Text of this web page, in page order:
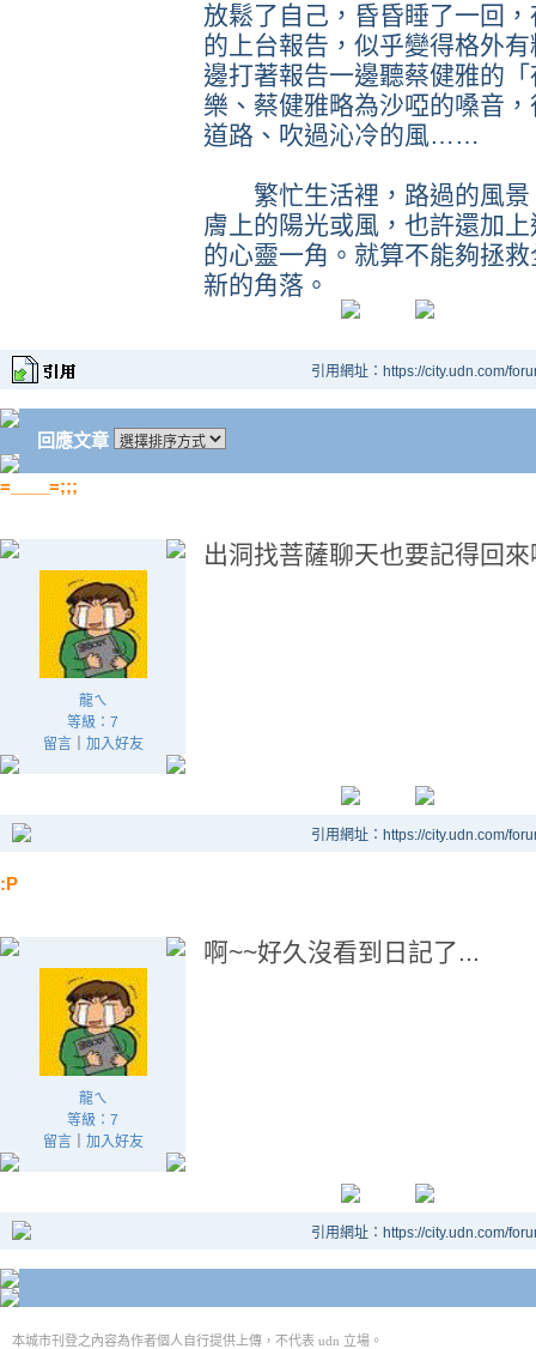
放鬆了自己，昏昏睡了一回
的上台報告，似乎變得格外
邊打著報告一邊聽蔡健雅的
樂、蔡健雅略為沙啞的嗓音
道路、吹過沁冷的風……
繁忙生活裡，路過的風景
膚上的陽光或風，也許還加
的心靈一角。就算不能夠拯
新的角落。
引用網址：https://city.udn.com/
回應文章
=____=;;;
龍ㄟ
等級：7
留言｜ 加入好友
出洞找菩薩聊天也要記得回
引用網址：https://city.udn.com/
:P
龍ㄟ
等級：7
留言｜ 加入好友
啊~~好久沒看到日記了...
引用網址：https://city.udn.com/
本城市刊登之內容為作者個人自行提供上傳，不代表 udn 立場。